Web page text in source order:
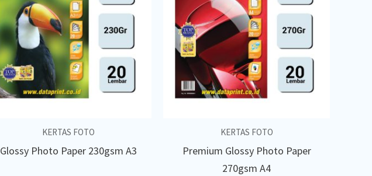
KERTAS FOTO
Glossy Photo Paper 230gsm A3
KERTAS FOTO
Premium Glossy Photo Paper
270gsm A4